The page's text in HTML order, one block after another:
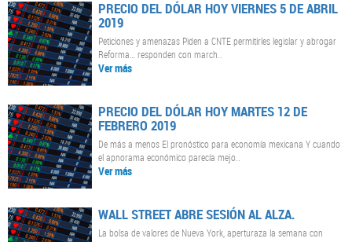
PRECIO DEL DÓLAR HOY VIERNES 5 DE ABRIL
2019
Peticiones y amenazas Piden a CNTE permitirles legislar y abrogar
Reforma… responden con march..
Ver más
PRECIO DEL DÓLAR HOY MARTES 12 DE
FEBRERO 2019
De más a menos El pronóstico para economía mexicana Y cuando
el apnorama económico parecía mejo..
Ver más
WALL STREET ABRE SESIÓN AL ALZA.
La bolsa de valores de Nueva York, aperturaza la semana con